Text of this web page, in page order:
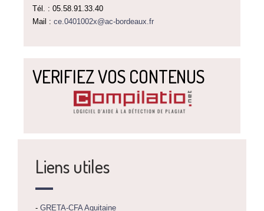
Tél. : 05.58.91.33.40
Mail : ce.0401002x@ac-bordeaux.fr
VERIFIEZ VOS CONTENUS
Liens utiles
- GRETA-CFA Aquitaine